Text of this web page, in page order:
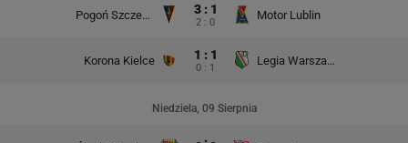
Pogoń Szczecin 3 : 1
2 : 0
Motor Lublin
Korona Kielce 1 : 1
0 : 1
Legia Warszawa
Niedziela, 09 Sierpnia